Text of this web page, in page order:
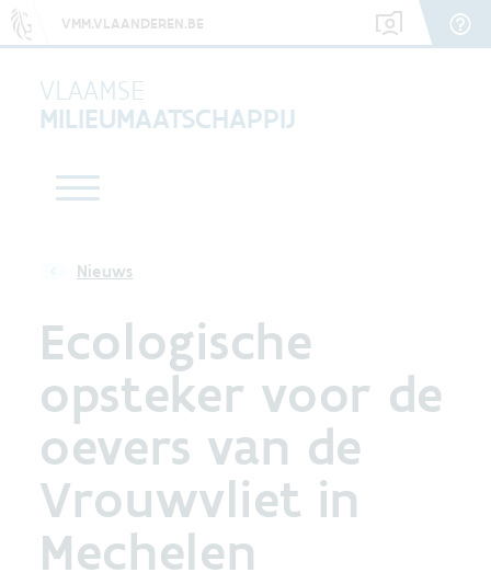
VMM.VLAANDEREN.BE
VLAAMSE
MILIEUMAATSCHAPPIJ
Nieuws
Ecologische
opsteker voor de
oevers van de
Vrouwvliet in
Mechelen